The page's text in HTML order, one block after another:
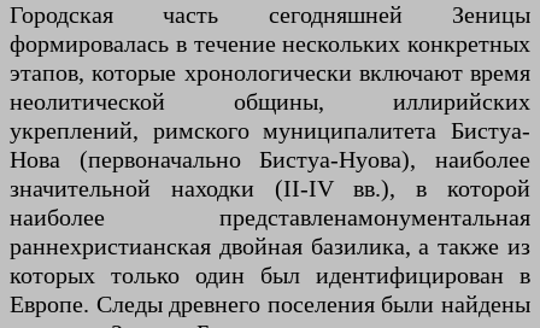
Городская часть сегодняшней Зеницы
формировалась в течение нескольких конкретных
этапов, которые хронологически включают время
неолитической общины, иллирийских
укреплений, римского муниципалитета Бистуа-
Нова (первоначально Бистуа-Нуова), наиболее
значительной находки (II-IV вв.), в которой
наиболее представлена ​​монументальная
раннехристианская двойная базилика, а также из
которых только один был идентифицирован в
Европе. Следы древнего поселения были найдены